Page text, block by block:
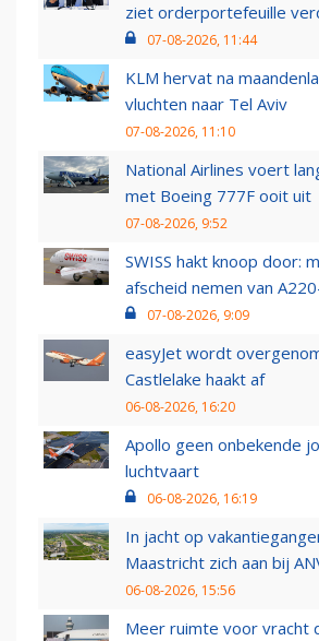
ziet orderportefeuille
07-08-2026, 11:44
KLM hervat na
vluchten naar Tel Aviv
07-08-2026, 11:10
National Airlines voert
met Boeing 777F ooit uit
07-08-2026, 9:52
SWISS hakt knoop door:
afscheid nemen van
07-08-2026, 9:09
easyJet wordt
Castlelake haakt af
06-08-2026, 16:20
Apollo geen onbekende
luchtvaart
06-08-2026, 16:19
In jacht op
Maastricht zich aan bij
06-08-2026, 15:56
Meer ruimte voor vracht